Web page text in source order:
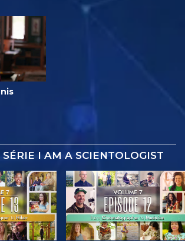
SÉRIE I AM A SCIENTOLOGIST